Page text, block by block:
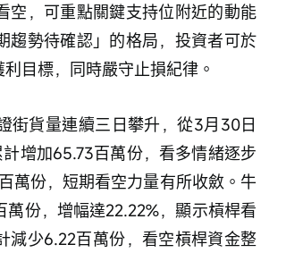
空，可重點關鍵支持位附近的動能
趨勢待確認」的格局，投資者可於
目標，同時嚴守止損紀律。
街貨量連續三日攀升，從3月30日
增加65.73百萬份，看多情緒逐步
萬份，短期看空力量有所收斂。牛
份，增幅達22.22%，顯示槓桿看
減少6.22百萬份，看空槓桿資金整